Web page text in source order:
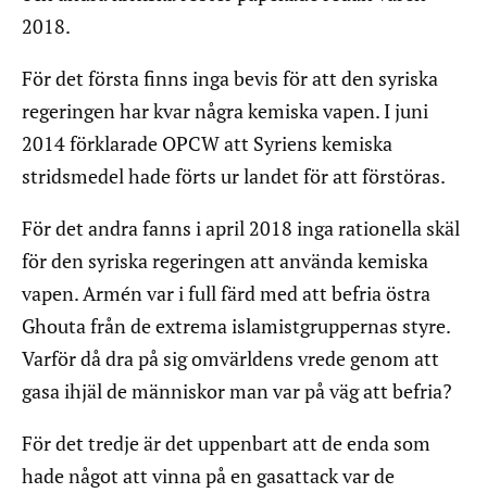
2018.
För det första finns inga bevis för att den syriska
regeringen har kvar några kemiska vapen. I juni
2014 förklarade OPCW att Syriens kemiska
stridsmedel hade förts ur landet för att förstöras.
För det andra fanns i april 2018 inga rationella skäl
för den syriska regeringen att använda kemiska
vapen. Armén var i full färd med att befria östra
Ghouta från de extrema islamistgruppernas styre.
Varför då dra på sig omvärldens vrede genom att
gasa ihjäl de människor man var på väg att befria?
För det tredje är det uppenbart att de enda som
hade något att vinna på en gasattack var de